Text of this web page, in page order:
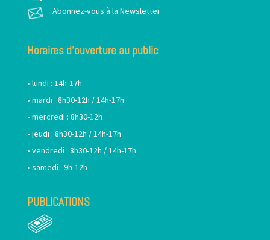
Abonnez-vous à la Newsletter
Horaires d’ouverture au public
• lundi : 14h-17h
• mardi : 8h30-12h / 14h-17h
• mercredi : 8h30-12h
• jeudi : 8h30-12h / 14h-17h
• vendredi : 8h30-12h / 14h-17h
• samedi : 9h-12h
PUBLICATIONS